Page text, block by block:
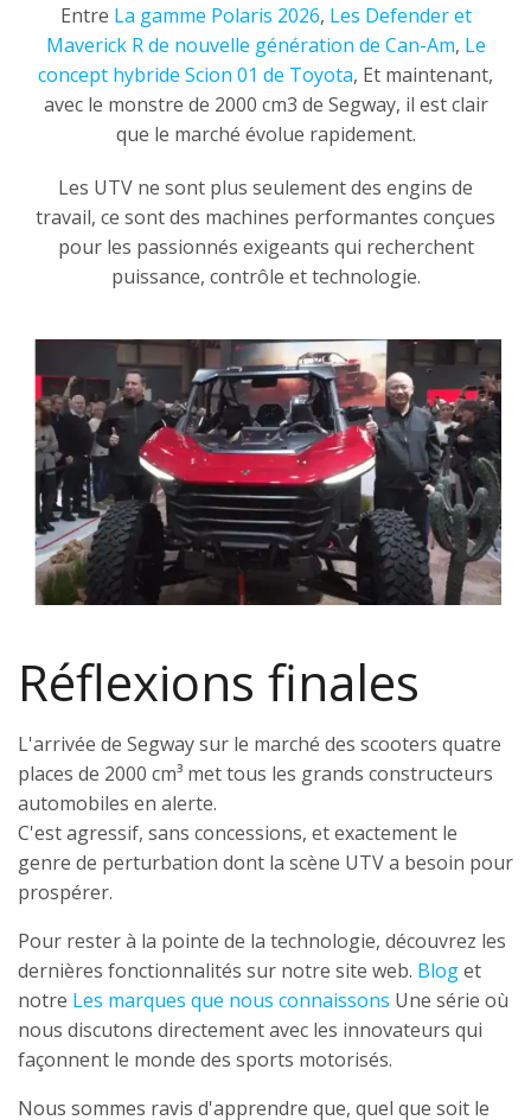
Entre La gamme Polaris 2026, Les Defender et
Maverick R de nouvelle génération de Can-Am, Le
concept hybride Scion 01 de Toyota, Et maintenant,
avec le monstre de 2000 cm3 de Segway, il est clair
que le marché évolue rapidement.
Les UTV ne sont plus seulement des engins de
travail, ce sont des machines performantes conçues
pour les passionnés exigeants qui recherchent
puissance, contrôle et technologie.
Réflexions finales
L'arrivée de Segway sur le marché des scooters quatre
places de 2000 cm³ met tous les grands constructeurs
automobiles en alerte.
C'est agressif, sans concessions, et exactement le
genre de perturbation dont la scène UTV a besoin pour
prospérer.
Pour rester à la pointe de la technologie, découvrez les
dernières fonctionnalités sur notre site web. Bloget
notre Les marques que nous connaissons Une série où
nous discutons directement avec les innovateurs qui
façonnent le monde des sports motorisés.
Nous sommes ravis d'apprendre que, quel que soit le